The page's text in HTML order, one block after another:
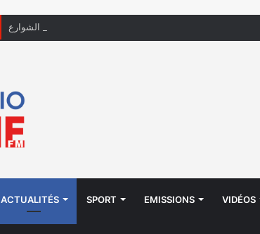
السلطات إلى التدخل بعد تداول صور أطفال يعيشون في الشوارع
ACTUALITÉS SPORT EMISSIONS VIDÉOS